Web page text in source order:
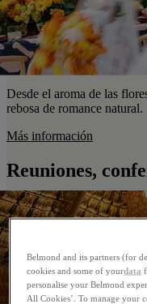
Desde el aroma de las
rebosa de romance natural.
Más información
Reuniones,
Belmond and its partners (for
cookies and some of yourdata
personalise your Belmond
All Cookies’. To manage your